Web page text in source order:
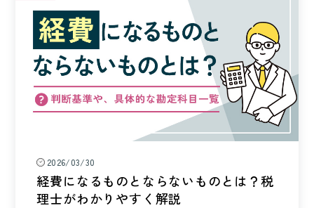
2026/03/30
経費になるものとならないものとは？税
理士がわかりやすく解説